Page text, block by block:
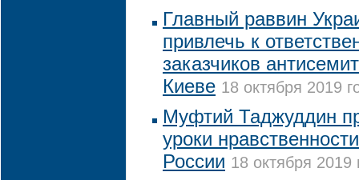
Главный раввин
привлечь к
заказчиков
Киеве 18 октября 2019
Муфтий Таджуддин
уроки
России 18 октября 2019